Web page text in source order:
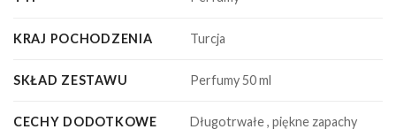
KRAJ POCHODZENIA Turcja
SKŁAD ZESTAWU Perfumy 50 ml
CECHY DODOTKOWE Długotrwałe , piękne zapachy